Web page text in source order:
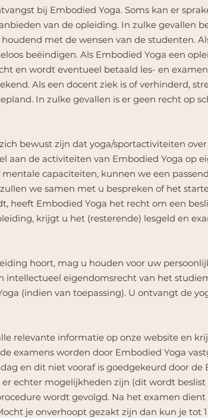
bij Embodied Yoga. Soms kan er
van de opleiding. In zulke gevallen
met de wensen van de studenten.
beëindigen. Als Embodied Yoga een
en wordt eventueel betaald les- en
Als een docent ziek is of verhinderd,
In zulke gevallen is er geen recht op
bewust zijn dat yoga/sportactiviteiten
aan de activiteiten van Embodied Yoga op
capaciteiten, kunnen we een
we samen met u bespreken of het
heeft Embodied Yoga het recht om een
krijgt u het (resterende) lesgeld en
hoort, mag u houden voor uw
intellectueel eigendomsrecht van het
(indien van toepassing). U ontvangt de
relevante informatie op onze website en
examens worden door Embodied Yoga
en dit niet vooraf is goedgekeurd door
echter mogelijkheden zijn (dit wordt
wordt gevolgd. Na het examen dient
je onverhoopt gezakt zijn dan kun je tot